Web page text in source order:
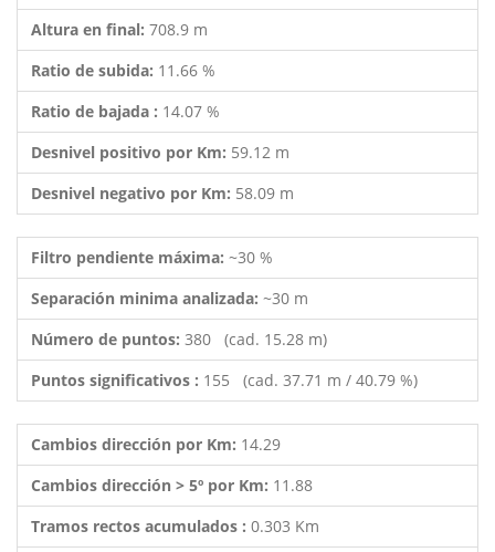
Altura en final: 708.9 m
Ratio de subida: 11.66 %
Ratio de bajada : 14.07 %
Desnivel positivo por Km: 59.12 m
Desnivel negativo por Km: 58.09 m
Filtro pendiente máxima: ~30 %
Separación minima analizada: ~30 m
Número de puntos: 380 (cad. 15.28 m)
Puntos significativos : 155 (cad. 37.71 m / 40.79 %)
Cambios dirección por Km: 14.29
Cambios dirección > 5º por Km: 11.88
Tramos rectos acumulados : 0.303 Km